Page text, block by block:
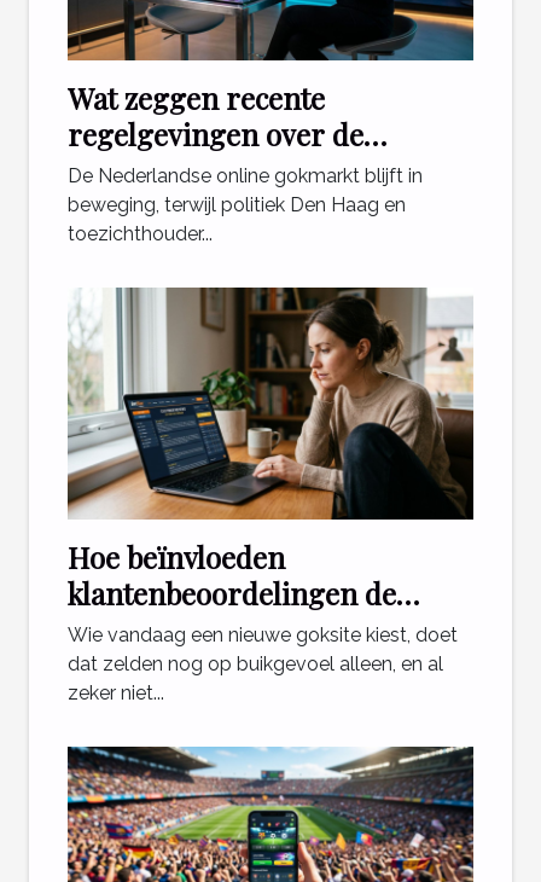
Wat zeggen recente
regelgevingen over de
toekomst van online casino's in
Nederland?
De Nederlandse online gokmarkt blijft in
beweging, terwijl politiek Den Haag en
toezichthouder...
Hoe beïnvloeden
klantenbeoordelingen de
keuze voor een goksite?
Wie vandaag een nieuwe goksite kiest, doet
dat zelden nog op buikgevoel alleen, en al
zeker niet...